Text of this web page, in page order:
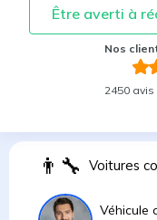
Être averti à
Nos
2450
👨 Voitures
Véhicule